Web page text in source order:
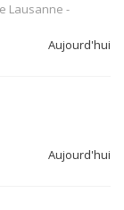
Lausanne -
Aujourd'hui
Aujourd'hui